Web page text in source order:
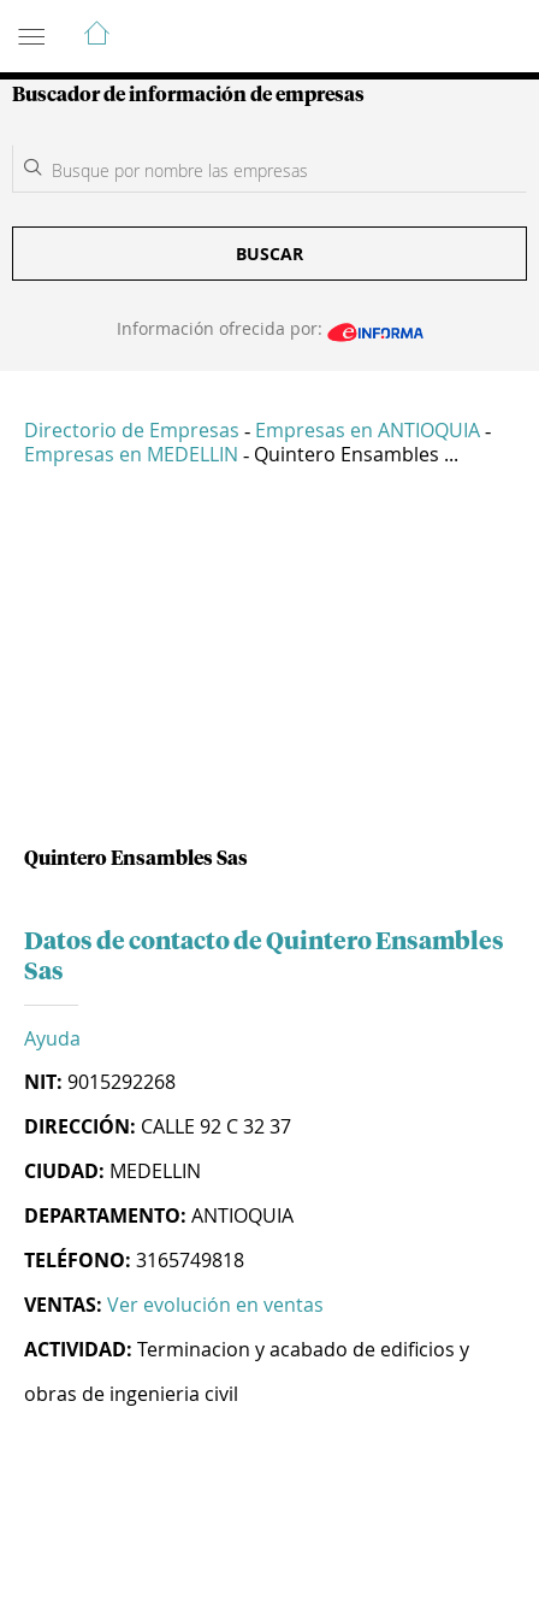
Guía de Empresas Colombianas
Buscador de información de empresas
BUSCAR
Información ofrecida por:
Directorio de Empresas - Empresas en ANTIOQUIA -
Empresas en MEDELLIN - Quintero Ensambles ...
Quintero Ensambles Sas
Datos de contacto de Quintero Ensambles
Sas
Ayuda
NIT: 9015292268
DIRECCIÓN: CALLE 92 C 32 37
CIUDAD: MEDELLIN
DEPARTAMENTO: ANTIOQUIA
TELÉFONO: 3165749818
VENTAS: Ver evolución en ventas
ACTIVIDAD: Terminacion y acabado de edificios y
obras de ingenieria civil